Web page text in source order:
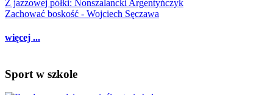
Z jazzowej półki: Nonszalancki Argentyńczyk
Zachować boskość - Wojciech Sęczawa
więcej ...
Sport w szkole